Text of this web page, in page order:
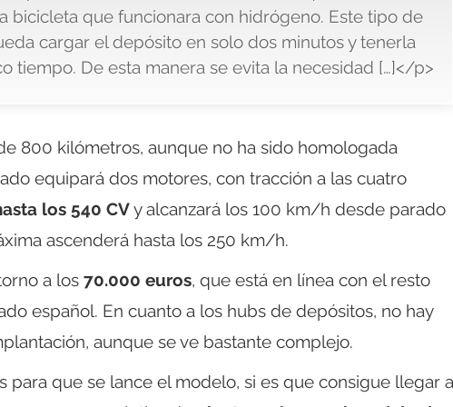
bicicleta que funcionara con hidrógeno. Este tipo de
cargar el depósito en solo dos minutos y tenerla
tiempo. De esta manera se evita la necesidad […]</p>
800 kilómetros, aunque no ha sido homologada
equipará dos motores, con tracción a las cuatro
los 540 CVy alcanzará los 100 km/h desde parado
ascenderá hasta los 250 km/h.
a los 70.000 euros, que está en línea con el resto
español. En cuanto a los hubs de depósitos, no hay
aunque se ve bastante complejo.
para que se lance el modelo, si es que consigue llegar a